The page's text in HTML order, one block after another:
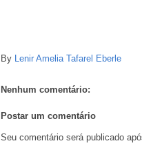
By Lenir Amelia Tafarel Eberle
Nenhum comentário:
Postar um comentário
Seu comentário será publicado